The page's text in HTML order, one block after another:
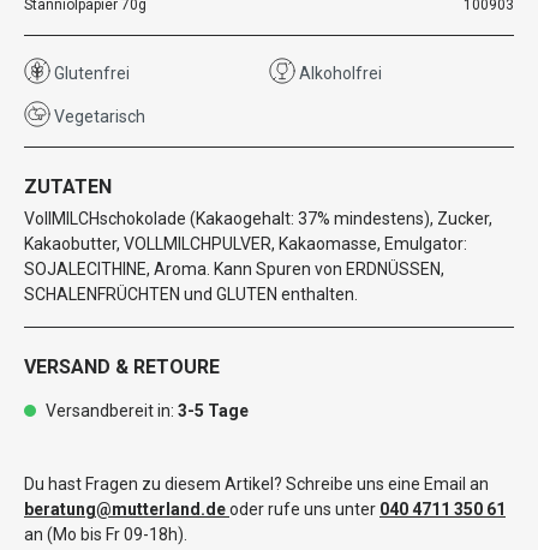
Stanniolpapier 70g
100903
Glutenfrei Alkoholfrei
Vegetarisch
ZUTATEN
VollMILCHschokolade (Kakaogehalt: 37% mindestens), Zucker,
Kakaobutter, VOLLMILCHPULVER, Kakaomasse, Emulgator:
SOJALECITHINE, Aroma. Kann Spuren von ERDNÜSSEN,
SCHALENFRÜCHTEN und GLUTEN enthalten.
VERSAND & RETOURE
Versandbereit in: 3-5 Tage
Du hast Fragen zu diesem Artikel? Schreibe uns eine Email an
beratung@mutterland.deoder rufe uns unter 040 4711 350 61
an (Mo bis Fr 09-18h).